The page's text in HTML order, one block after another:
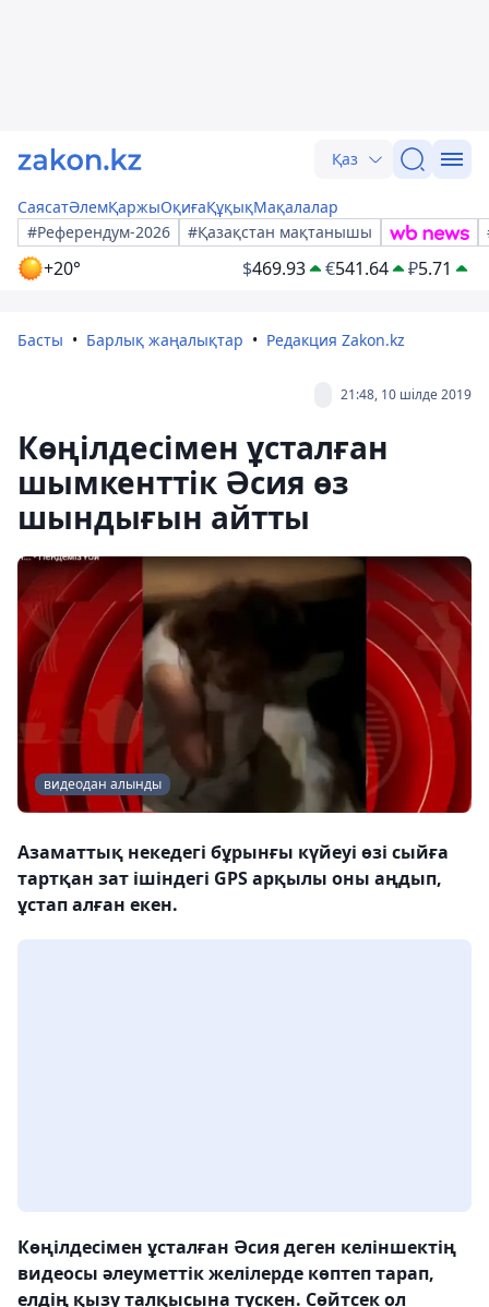
Қаз
СаясатӘлемҚаржыОқиғаҚұқықМақалалар
#Референдум-2026
#Қазақстан мақтанышы
+20° $469.93 €541.64 ₽5.71
Басты Барлық жаңалықтар Редакция Zakon.kz
21:48, 10 шілде 2019
Көңілдесімен ұсталған
шымкенттік Әсия өз
шындығын айтты
видеодан алынды
Азаматтық некедегі бұрынғы күйеуі өзі сыйға
тартқан зат ішіндегі GPS арқылы оны аңдып,
ұстап алған екен.
Көңілдесімен ұсталған Әсия деген келіншектің
видеосы әлеуметтік желілерде көптеп тарап,
елдің қызу талқысына түскен. Сөйтсек ол